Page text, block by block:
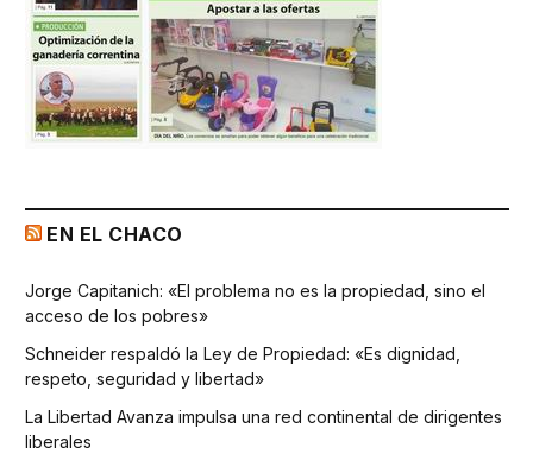
EN EL CHACO
Jorge Capitanich: «El problema no es la propiedad, sino el
acceso de los pobres»
Schneider respaldó la Ley de Propiedad: «Es dignidad,
respeto, seguridad y libertad»
La Libertad Avanza impulsa una red continental de dirigentes
liberales